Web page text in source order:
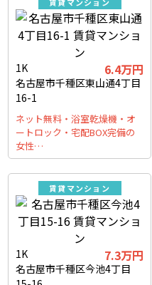
1K 6.4万円
名古屋市千種区東山通4丁目
16-1
ネット無料・浴室乾燥機・オ
ートロック・宅配BOX完備の
女性…
賃貸マンション
1K 7.3万円
名古屋市千種区今池4丁目